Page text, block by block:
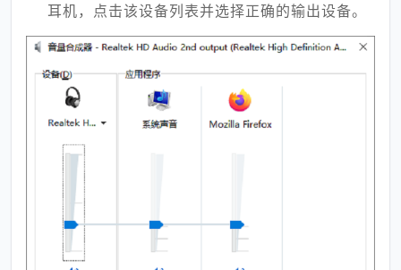
耳机，点击该设备列表并选择正确的输出设备。